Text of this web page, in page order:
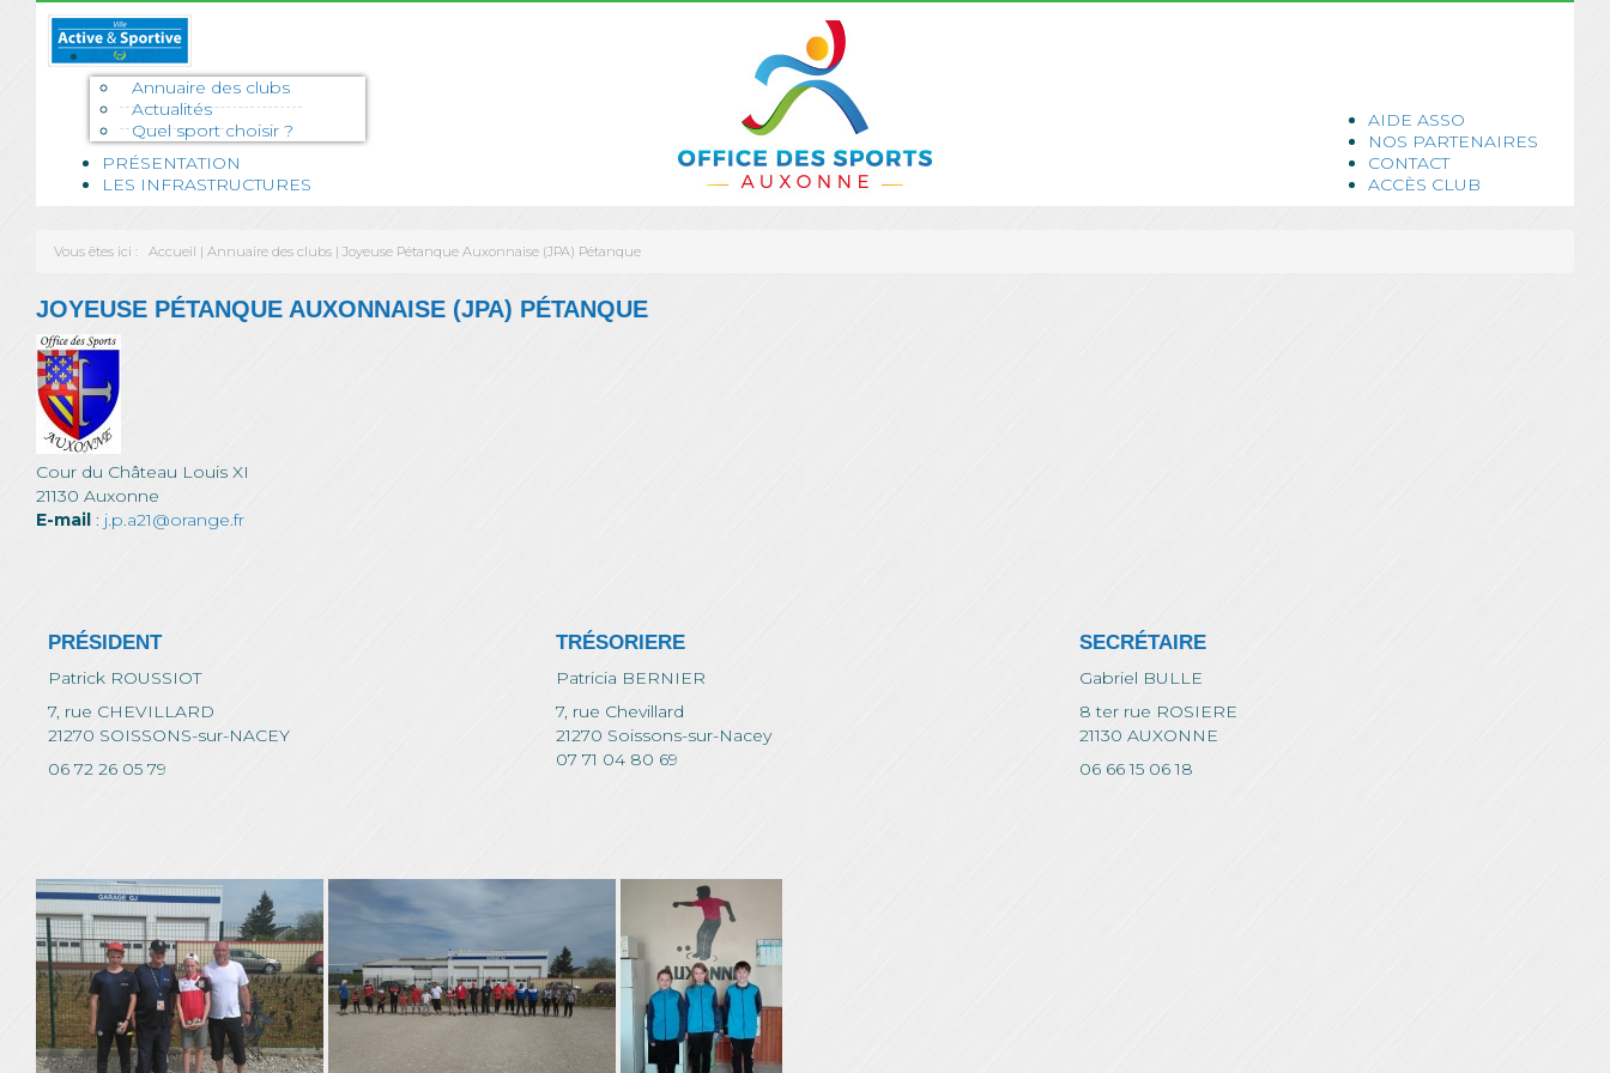
ACCUEIL
Annuaire des clubs
Actualités
Quel sport choisir ?
PRÉSENTATION
LES INFRASTRUCTURES
AIDE ASSO
NOS PARTENAIRES
CONTACT
ACCÈS CLUB
Vous êtes ici : Accueil | Annuaire des clubs | Joyeuse Pétanque Auxonnaise (JPA) Pétanque
JOYEUSE PÉTANQUE AUXONNAISE (JPA) PÉTANQUE
Cour du Château Louis XI
21130 Auxonne
E-mail : j.p.a21@orange.fr
PRÉSIDENT
Patrick ROUSSIOT
7, rue CHEVILLARD
21270 SOISSONS-sur-NACEY
06 72 26 05 79
TRÉSORIERE
Patricia BERNIER
7, rue Chevillard
21270 Soissons-sur-Nacey
07 71 04 80 69
SECRÉTAIRE
Gabriel BULLE
8 ter rue ROSIERE
21130 AUXONNE
06 66 15 06 18